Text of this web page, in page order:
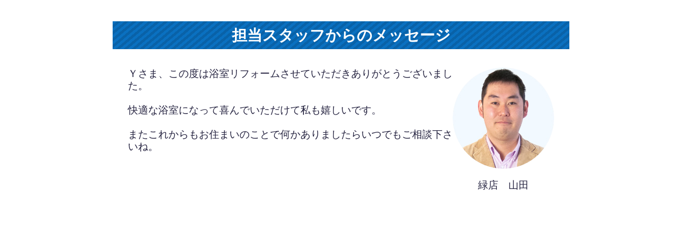
担当スタッフからのメッセージ
Ｙさま、この度は浴室リフォームさせていただきありがとうございまし
た。
快適な浴室になって喜んでいただけて私も嬉しいです。
またこれからもお住まいのことで何かありましたらいつでもご相談下さ
いね。
緑店 山田